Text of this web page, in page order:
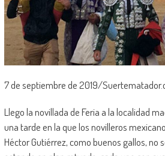
7 de septiembre de 2019/
Llego la novillada de Feria a la localidad
una tarde en la que los novilleros
Héctor Gutiérrez, como buenos gallos, no